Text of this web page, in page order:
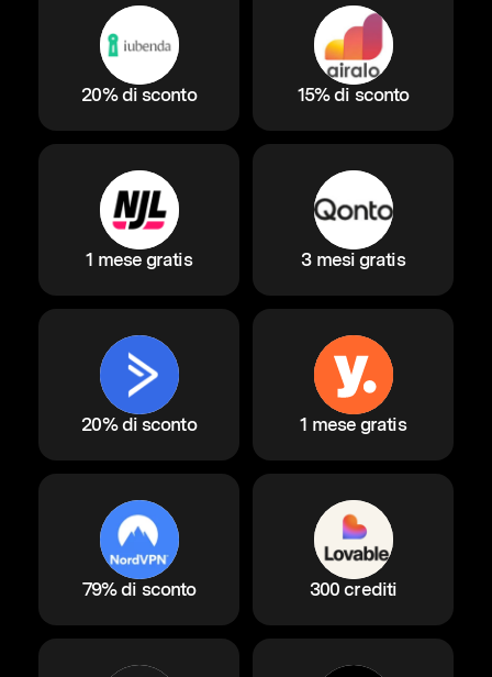
20% di sconto 15% di sconto
1 mese gratis 3 mesi gratis
20% di sconto 1 mese gratis
79% di sconto 300 crediti